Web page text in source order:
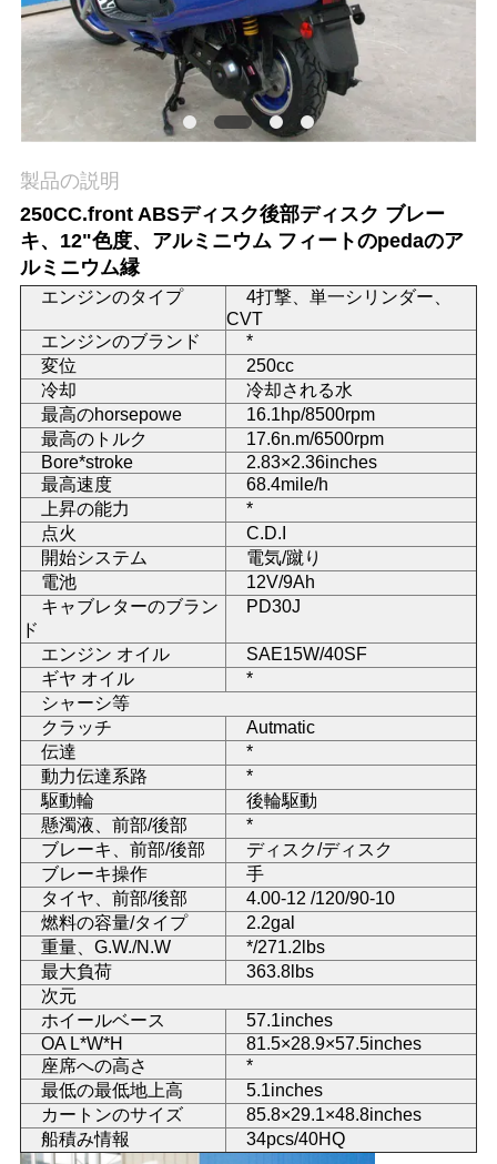
達
連
し
な
さ
い
引
用
を
要
求
し
な
さ
い
地
図
プ
ラ
イ
バ
シ
製品の説明
250CC.front ABSディスク後部ディスク ブレー
キ、12"色度、アルミニウム フィートのpedaのア
ルミニウム縁
エンジンのタイプ
4打撃、単一シリンダー、
CVT
エンジンのブランド
*
変位
250cc
冷却
冷却される水
最高のhorsepowe
16.1hp/8500rpm
最高のトルク
17.6n.m/6500rpm
Bore*stroke
2.83×2.36inches
最高速度
68.4mile/h
上昇の能力
*
点火
C.D.I
開始システム
電気/蹴り
電池
12V/9Ah
キャブレターのブラン
ド
PD30J
エンジン オイル
SAE15W/40SF
ギヤ オイル
*
シャーシ等
クラッチ
Autmatic
伝達
*
動力伝達系路
*
駆動輪
後輪駆動
懸濁液、前部/後部
*
ブレーキ、前部/後部
ディスク/ディスク
ブレーキ操作
手
タイヤ、前部/後部
4.00-12 /120/90-10
燃料の容量/タイプ
2.2gal
重量、G.W./N.W
*/271.2lbs
最大負荷
363.8lbs
次元
ホイールベース
57.1inches
OA L*W*H
81.5×28.9×57.5inches
座席への高さ
*
最低の最低地上高
5.1inches
カートンのサイズ
85.8×29.1×48.8inches
船積み情報
34pcs/40HQ